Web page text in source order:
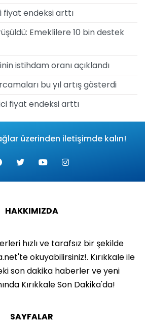
fiyat endeksi arttı
Emeklilere 10 bin destek
istihdam oranı açıklandı
bu yıl artış gösterdi
fiyat endeksi arttı
üzerinden iletişimde kalın!
HAKKIMIZDA
hızlı ve tarafsız bir şekilde
okuyabilirsiniz!. Kırıkkale ile
son dakika haberler ve yeni
Kırıkkale Son Dakika'da!
SAYFALAR